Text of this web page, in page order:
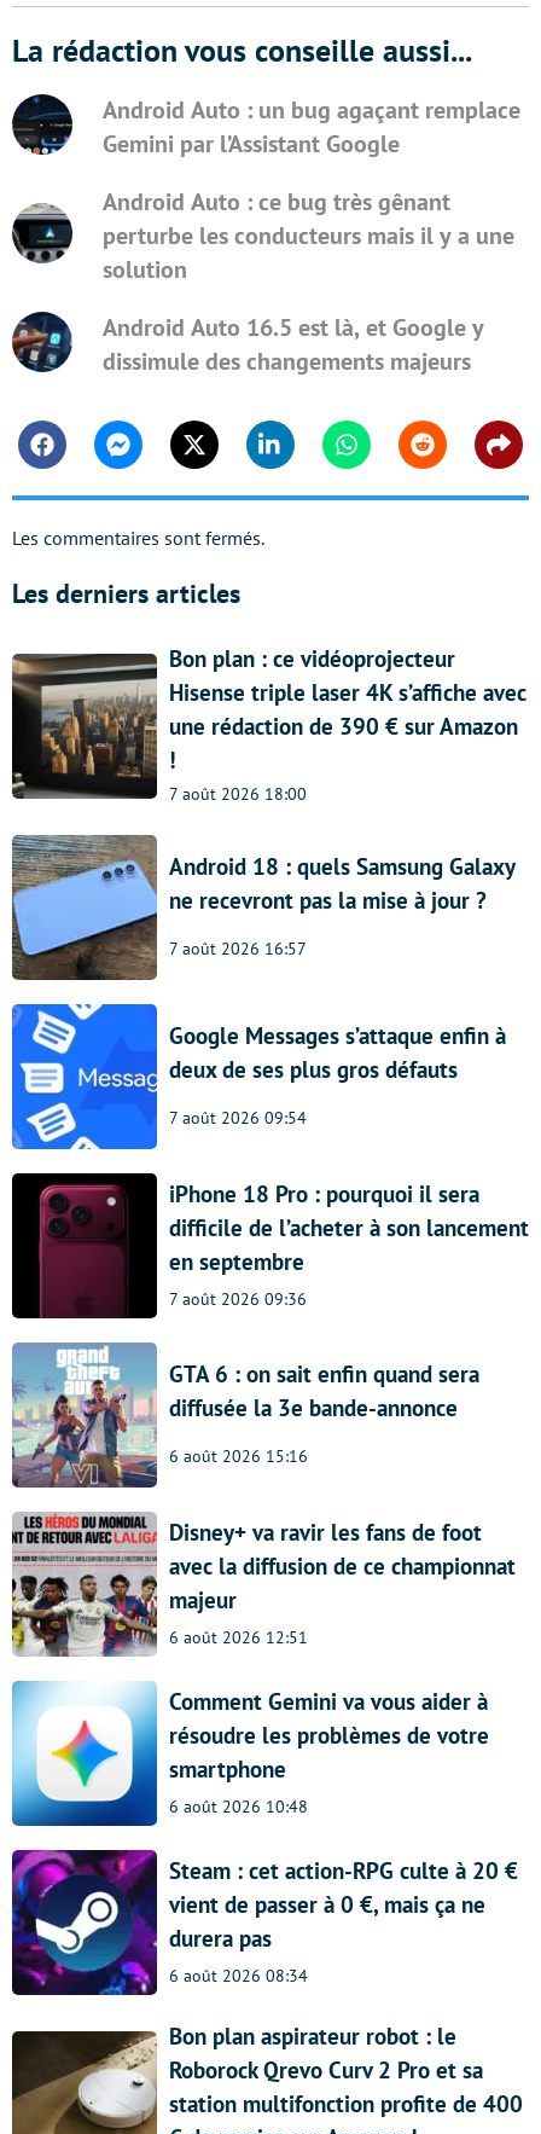
La rédaction vous conseille aussi...
Android Auto : un bug agaçant remplace
Gemini par l’Assistant Google
Android Auto : ce bug très gênant
perturbe les conducteurs mais il y a une
solution
Android Auto 16.5 est là, et Google y
dissimule des changements majeurs
FacebookMessengerTwitter Linkedin WhatsappReddit
Les commentaires sont fermés.
Les derniers articles
Bon plan : ce vidéoprojecteur
Hisense triple laser 4K s’affiche avec
une rédaction de 390 € sur Amazon
!
7 août 2026 18:00
Android 18 : quels Samsung Galaxy
ne recevront pas la mise à jour ?
7 août 2026 16:57
Google Messages s’attaque enfin à
deux de ses plus gros défauts
7 août 2026 09:54
iPhone 18 Pro : pourquoi il sera
difficile de l’acheter à son lancement
en septembre
7 août 2026 09:36
GTA 6 : on sait enfin quand sera
diffusée la 3e bande-annonce
6 août 2026 15:16
Disney+ va ravir les fans de foot
avec la diffusion de ce championnat
majeur
6 août 2026 12:51
Comment Gemini va vous aider à
résoudre les problèmes de votre
smartphone
6 août 2026 10:48
Steam : cet action-RPG culte à 20 €
vient de passer à 0 €, mais ça ne
durera pas
6 août 2026 08:34
Bon plan aspirateur robot : le
Roborock Qrevo Curv 2 Pro et sa
station multifonction profite de 400